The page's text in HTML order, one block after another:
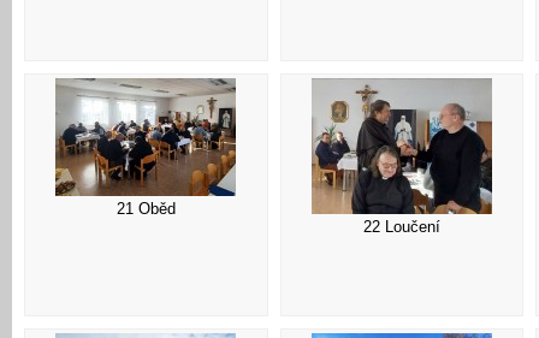
21 Oběd
22 Loučení